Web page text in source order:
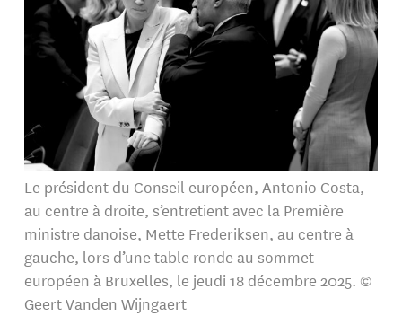
Le président du Conseil européen, Antonio Costa,
au centre à droite, s’entretient avec la Première
ministre danoise, Mette Frederiksen, au centre à
gauche, lors d’une table ronde au sommet
européen à Bruxelles, le jeudi 18 décembre 2025. ©
Geert Vanden Wijngaert